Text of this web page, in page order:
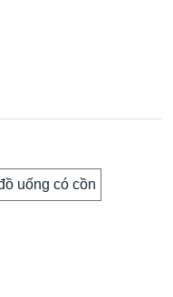
uống có cồn